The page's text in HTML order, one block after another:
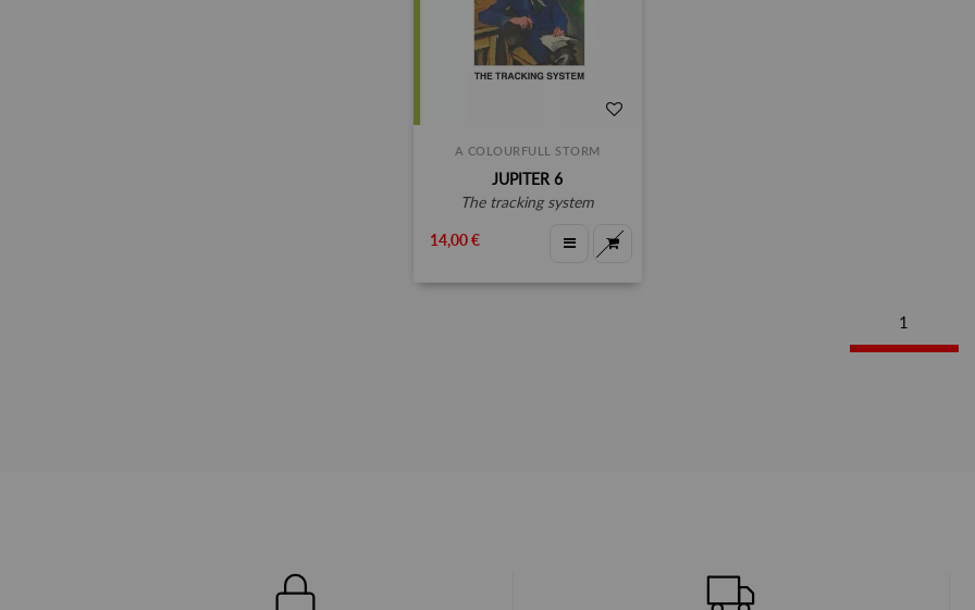
A COLOURFULL STORM
JUPITER 6
the tracking system
14,00 €
1